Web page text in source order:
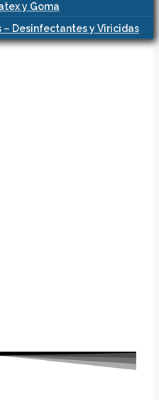
y Goma
– Desinfectantes y Viricidas